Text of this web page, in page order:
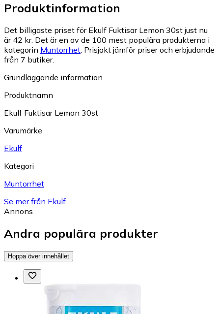
Produktinformation
Det billigaste priset för Ekulf Fuktisar Lemon 30st just nu
är 42 kr. Det är en av de 100 mest populära produkterna i
kategorin Muntorrhet. Prisjakt jämför priser och erbjudande
från 7 butiker.
Grundläggande information
Produktnamn
Ekulf Fuktisar Lemon 30st
Varumärke
Ekulf
Kategori
Muntorrhet
Se mer från Ekulf
Annons
Andra populära produkter
Hoppa över innehållet